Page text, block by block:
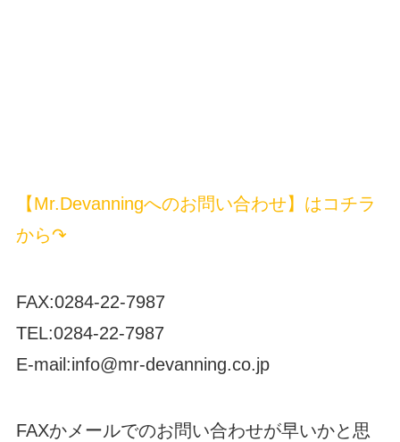
【Mr.Devanningへのお問い合わせ】はコチラ
から↷
FAX:0284-22-7987
TEL:0284-22-7987
E-mail:info@mr-devanning.co.jp
FAXかメールでのお問い合わせが早いかと思